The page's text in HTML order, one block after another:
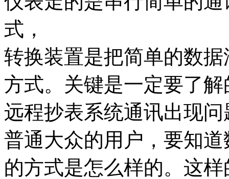
式，
转换装置是把简单的数
方式。关键是一定要了
远程抄表系统通讯出现
普通大众的用户，要知
的方式是怎么样的。这